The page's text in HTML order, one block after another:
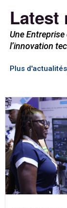
Latest
Une
l’innovation
Plus d'actualités